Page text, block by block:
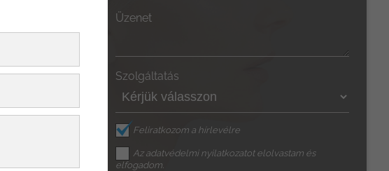
Üzenet
Szolgáltatás
Feliratkozom a hírlevélre
Az adatvédelmi nyilatkozatot elolvastam és
elfogadom.